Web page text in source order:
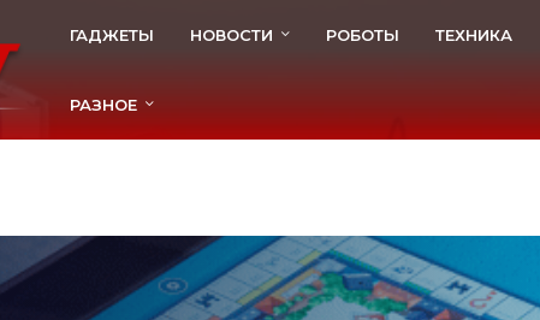
ГАДЖЕТЫ НОВОСТИ РОБОТЫ ТЕХНИКА
РАЗНОЕ